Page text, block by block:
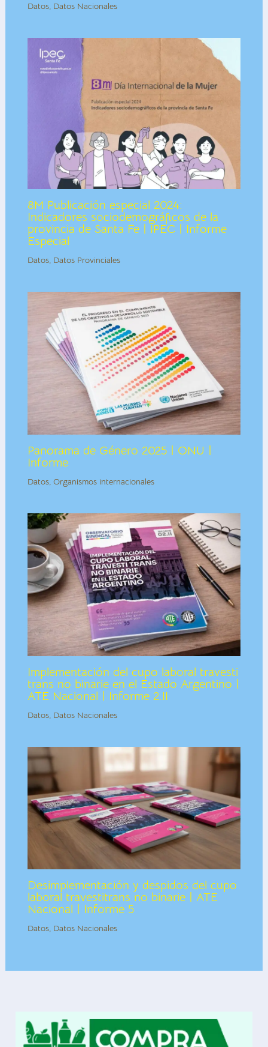
Datos, Datos Nacionales
8M Publicación especial 2024:
Indicadores sociodemográficos de la
provincia de Santa Fe | IPEC | Informe
Especial
Datos, Datos Provinciales
Panorama de Género 2025 | ONU |
Informe
Datos, Organismos internacionales
Implementación del cupo laboral travesti
trans no binarie en el Estado Argentino |
ATE Nacional | Informe 2.II
Datos, Datos Nacionales
Desimplementación y despidos del cupo
laboral travestitrans no binarie | ATE
Nacional | Informe 5
Datos, Datos Nacionales